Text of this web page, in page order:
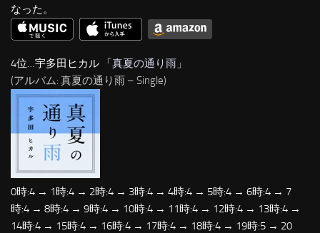
なった。
4位…宇多田ヒカル 「真夏の通り雨 」
(アルバム: 真夏の通り雨 – Single)
0時:4 → 1時:4 → 2時:4 → 3時:4 → 4時:4 → 5時:4 → 6時:4 → 7
時:4 → 8時:4 → 9時:4 → 10時:4 → 11時:4 → 12時:4 → 13時:4 →
14時:4 → 15時:4 → 16時:4 → 17時:4 → 18時:4 → 19時:5 → 20